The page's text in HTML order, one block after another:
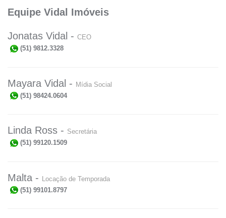
Equipe Vidal Imóveis
Jonatas Vidal - CEO
(51) 9812.3328
Mayara Vidal - Mídia Social
(51) 98424.0604
Linda Ross - Secretária
(51) 99120.1509
Malta - Locação de Temporada
(51) 99101.8797